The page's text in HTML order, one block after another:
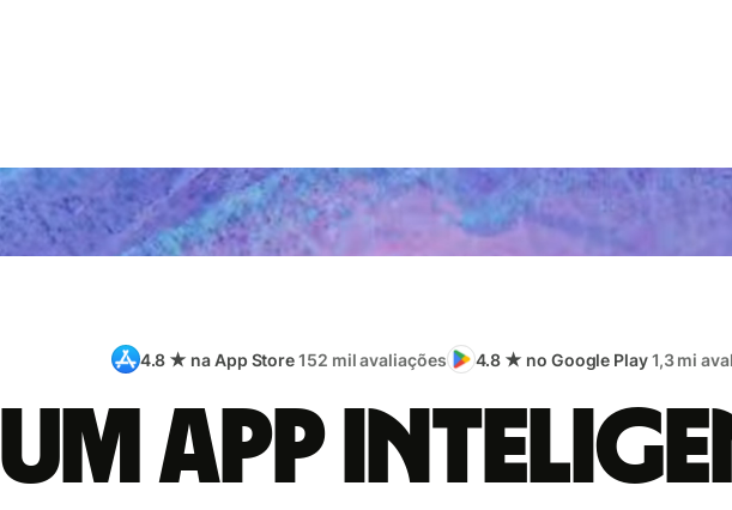
4.8 ★ na App Store152 mil avaliações 4.8 ★ no Google Play1,3 mi
Um app